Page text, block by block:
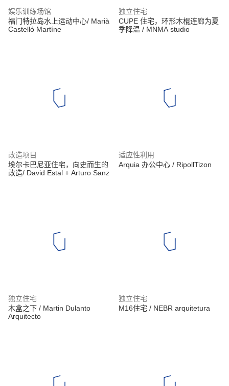
娱乐训练场馆
福门特拉岛水上运动中心/ Marià
Castelló Martíne
独立住宅
CUPE 住宅，环形木棍连廊为夏
季降温 / MNMA studio
改造项目
埃尔卡巴尼亚住宅，向史而生的
改造/ David Estal + Arturo Sanz
适应性利用
Arquia 办公中心 / RipollTizon
独立住宅
木盒之下 / Martin Dulanto
Arquitecto
独立住宅
M16住宅 / NEBR arquitetura